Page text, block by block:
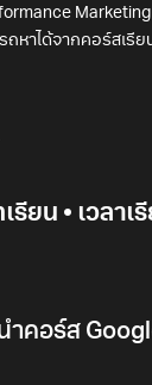
Marketing
หาได้จากคอร์สเรีย
รียน • เวลาเ
ำคอร์ส